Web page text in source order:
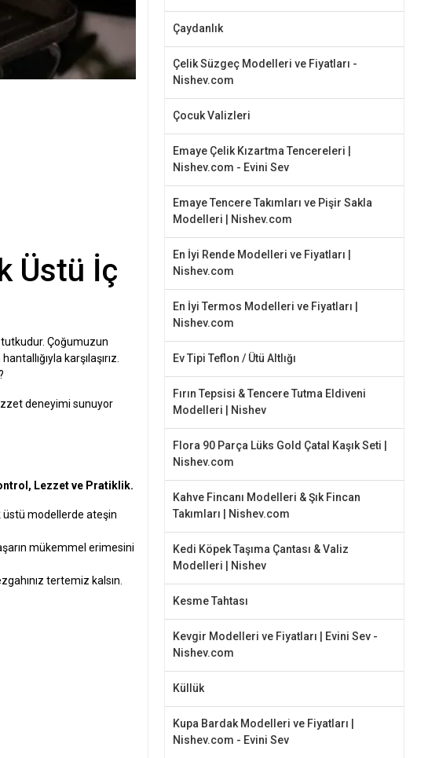
Üstü İç
tutkudur. Çoğumuzun
karşılaşırız.
deneyimi sunuyor
Lezzet ve Pratiklik.
üstü modellerde ateşin
mükemmel erimesini
tertemiz kalsın.
Çaydanlık
Çelik Süzgeç Modelleri ve Fiyatları -
Nishev.com
Çocuk Valizleri
Emaye Çelik Kızartma Tencereleri |
Nishev.com - Evini Sev
Emaye Tencere Takımları ve Pişir Sakla
Modelleri | Nishev.com
En İyi Rende Modelleri ve Fiyatları |
Nishev.com
En İyi Termos Modelleri ve Fiyatları |
Nishev.com
Ev Tipi Teflon / Ütü Altlığı
Fırın Tepsisi & Tencere Tutma Eldiveni
Modelleri | Nishev
Flora 90 Parça Lüks Gold Çatal Kaşık Seti |
Nishev.com
Kahve Fincanı Modelleri & Şık Fincan
Takımları | Nishev.com
Kedi Köpek Taşıma Çantası & Valiz
Modelleri | Nishev
Kesme Tahtası
Kevgir Modelleri ve Fiyatları | Evini Sev -
Nishev.com
Küllük
Kupa Bardak Modelleri ve Fiyatları |
Nishev.com - Evini Sev